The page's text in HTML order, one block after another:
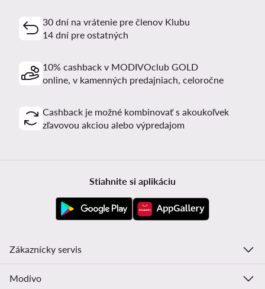
30 dní na vrátenie pre členov Klubu
14 dní pre ostatných
10% cashback v MODIVOclub GOLD
online, v kamenných predajniach, celoročne
Cashback je možné kombinovať s akoukoľvek
zľavovou akciou alebo výpredajom
Stiahnite si aplikáciu
Zákaznícky servis
Modivo